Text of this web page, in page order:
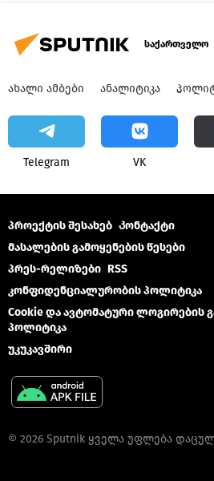
საქართველო
ᲐᲮᲐᲚᲘ ᲐᲛᲑᲔᲑᲘ ᲐᲜᲐᲚᲘᲢᲘᲙᲐ
Telegram VK
პროექტის შესახებ Კონტაქტი
მასალების გამოყენების წესები
პრეს-რელიზები RSS
კონფიდენციალურობის პოლიტიკა
Cookie და ავტომატური ლოგირების
პოლიტიკა
უკუკავშირი
© 2026 Sputnik ყველა უფლება